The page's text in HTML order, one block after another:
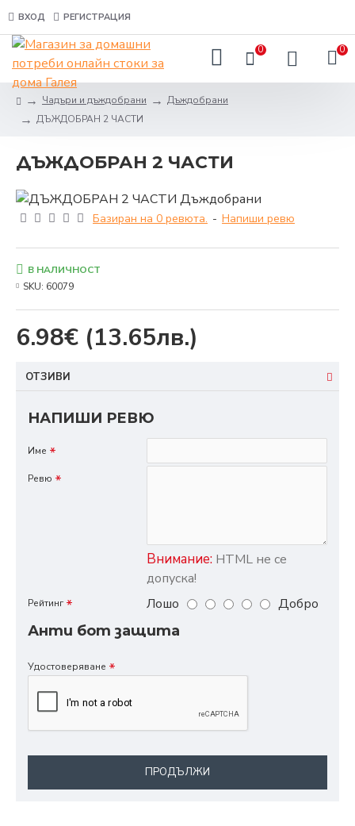
ВХОД РЕГИСТРАЦИЯ
0 0
Чадъри и дъждобрани
Дъждобрани
ДЪЖДОБРАН 2 ЧАСТИ
ДЪЖДОБРАН 2 ЧАСТИ
Базиран на 0 ревюта. - Напиши ревю
6.98€ (13.65лв.)
В НАЛИЧНОСТ
SKU: 60079
ОТЗИВИ
НАПИШИ РЕВЮ
Име
Ревю
Внимание: HTML не се
допуска!
Рейтинг Лошо
Добро
Анти бот защита
Удостоверяване
ПРОДЪЛЖИ